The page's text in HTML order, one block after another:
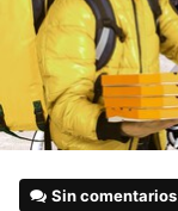
Sin comentarios